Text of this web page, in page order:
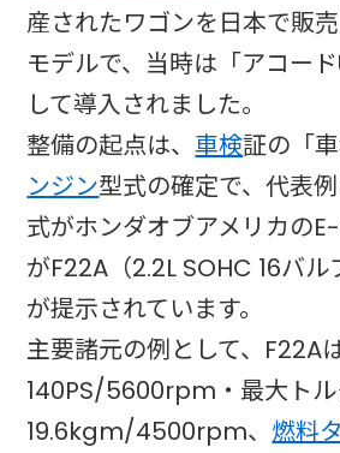
産されたワゴンを日本で販
モデルで、当時は「アコー
して導入されました。
整備の起点は、車検証の「
ンジン型式の確定で、代表
式がホンダオブアメリカの
がF22A（2.2L SOHC 16バル
が提示されています。
主要諸元の例として、F22A
140PS/5600rpm・最大トル
19.6kgm/4500rpm、 燃料